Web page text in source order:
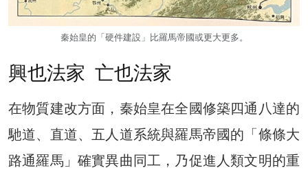
秦始皇的「硬件建設」比羅馬帝國或更大更多。
興也法家 亡也法家
在物質建改方面，秦始皇在全國修築四通八達的
馳道、直道、五人道系統與羅馬帝國的「條條大
路通羅馬」確實異曲同工，乃促進人類文明的重